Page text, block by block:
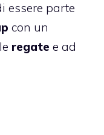
essere parte
con un
regate e ad